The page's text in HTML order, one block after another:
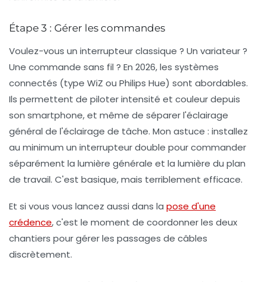
Étape 3 : Gérer les commandes
Voulez-vous un interrupteur classique ? Un variateur ?
Une commande sans fil ? En 2026, les systèmes
connectés (type WiZ ou Philips Hue) sont abordables.
Ils permettent de piloter intensité et couleur depuis
son smartphone, et même de séparer l'éclairage
général de l'éclairage de tâche. Mon astuce : installez
au minimum un interrupteur double pour commander
séparément la lumière générale et la lumière du plan
de travail. C'est basique, mais terriblement efficace.
Et si vous vous lancez aussi dans la pose d'une
crédence, c'est le moment de coordonner les deux
chantiers pour gérer les passages de câbles
discrètement.